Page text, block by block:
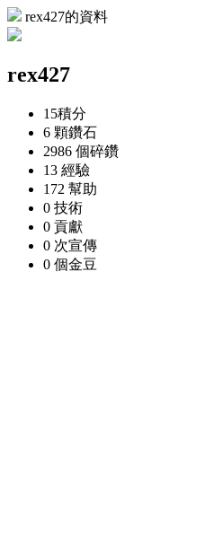
rex427的資料
rex427
15積分
6 顆鑽石
2986 個碎鑽
13 經驗
172 幫助
0 技術
0 貢獻
0 次宣傳
0 個金豆